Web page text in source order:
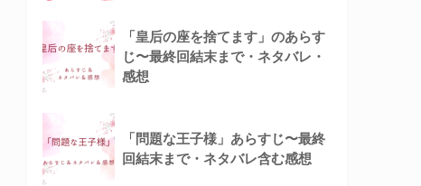
「皇后の座を捨てます」のあらす
じ〜最終回結末まで・ネタバレ・
感想
「問題な王子様」あらすじ〜最終
回結末まで・ネタバレ含む感想